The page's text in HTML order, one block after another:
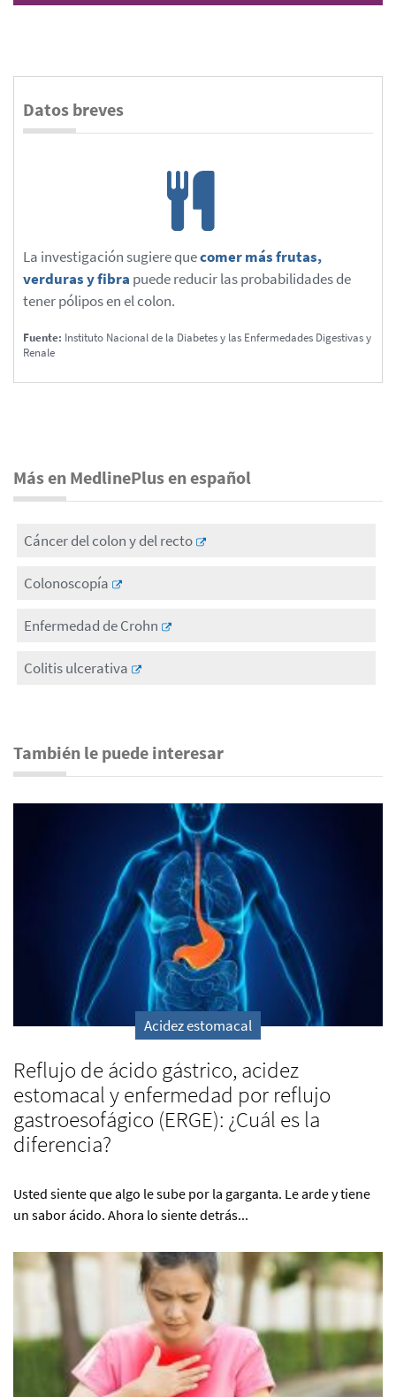
Datos breves
La investigación sugiere quecomer más frutas,
verduras y fibra puede reducir las probabilidades de
tener pólipos en el colon.
Fuente: Instituto Nacional de la Diabetes y las Enfermedades Digestivas y
Renale
Más en MedlinePlus en español
Cáncer del colon y del recto
Colonoscopía
Enfermedad de Crohn
Colitis ulcerativa
También le puede interesar
Acidez estomacal
Reflujo de ácido gástrico, acidez
estomacal y enfermedad por reflujo
gastroesofágico (ERGE): ¿Cuál es la
diferencia?
Usted siente que algo le sube por la garganta. Le arde y tiene
un sabor ácido. Ahora lo siente detrás...